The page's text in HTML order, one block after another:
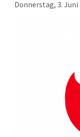
Donnerstag, 3. Juni